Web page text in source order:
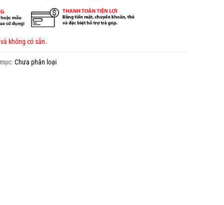
không có sẵn.
Chưa phân loại